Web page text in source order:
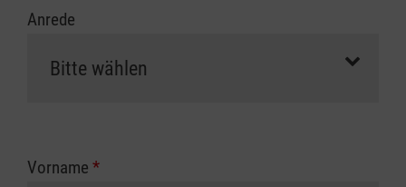
Anrede
Vorname *